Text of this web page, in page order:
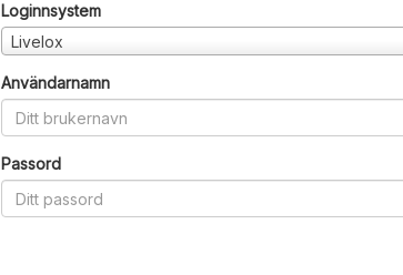
Loginnsystem
Livelox
Användarnamn
Passord